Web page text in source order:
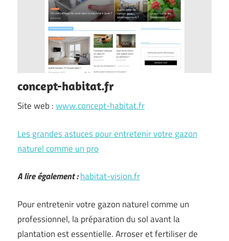
concept-habitat.fr
Site web :www.concept-habitat.fr
Les grandes astuces pour entretenir votre gazon
naturel comme un pro
A lire également :habitat-vision.fr
Pour entretenir votre gazon naturel comme un
professionnel, la préparation du sol avant la
plantation est essentielle. Arroser et fertiliser de